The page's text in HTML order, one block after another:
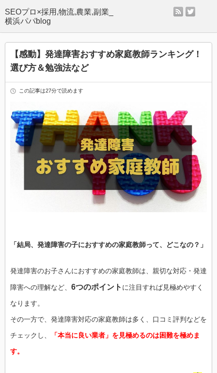
SEOプロ×採用,物流,農業,副業_
横浜パパblog
rss
【感動】発達障害おすすめ家庭教師ランキング！
選び方＆勉強法など
この記事は27分で読めます
「結局、発達障害の子におすすめの家庭教師って、どこなの？」
発達障害のお子さんにおすすめの家庭教師は、親切な対応・発達
障害への理解など、 6つのポイント に注目すれば見極めやすく
なります。
その一方で、発達障害対応の家庭教師は多く、口コミ評判などを
チェックし、 「本当に良い業者」を見極めるのは困難を極めま
す。